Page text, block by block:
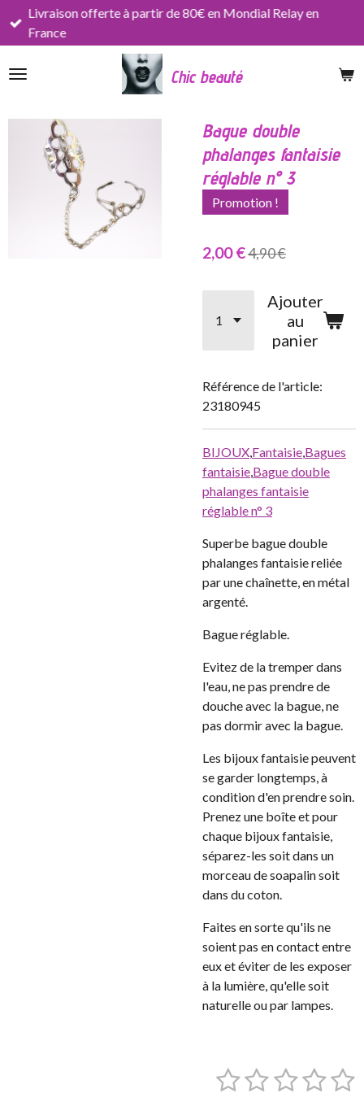
Passer
principal
Chic beauté
Livraison offerte à partir de 80€ en Mondial Relay en
France
Bague double
phalanges fantaisie
réglable n° 3
Promotion !
2,00 €4,90 €
Ajouter
au
panier
Référence de l'article:
23180945
BIJOUX,Fantaisie,Bagues
fantaisie,Bague double
phalanges fantaisie
réglable n° 3
Superbe bague double
phalanges fantaisie reliée
par une chaînette, en métal
argenté.
Bague réglable.
Evitez de la tremper dans
l'eau, ne pas prendre de
douche avec la bague, ne
pas dormir avec la bague.
Les bijoux fantaisie peuvent
se garder longtemps, à
condition d'en prendre soin.
Prenez une boîte et pour
chaque bijoux fantaisie,
séparez-les soit dans un
morceau de soapalin soit
dans du coton.
Faites en sorte qu'ils ne
soient pas en contact entre
eux et éviter de les exposer
à la lumière, qu'elle soit
naturelle ou par lampes.
1 2 3 4 5